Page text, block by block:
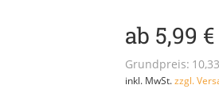
ab 5,99 €
Grundpreis:
inkl. MwSt.zzgl.